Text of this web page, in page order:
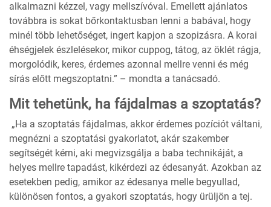
alkalmazni kézzel, vagy mellszívóval. Emellett ajánlatos
továbbra is sokat bőrkontaktusban lenni a babával, hogy
minél több lehetőséget, ingert kapjon a szopizásra. A korai
éhségjelek észlelésekor, mikor cuppog, tátog, az öklét rágja,
morgolódik, keres, érdemes azonnal mellre venni és még
sírás előtt megszoptatni.” – mondta a tanácsadó.
Mit tehetünk, ha fájdalmas a szoptatás?
„Ha a szoptatás fájdalmas, akkor érdemes pozíciót váltani,
megnézni a szoptatási gyakorlatot, akár szakember
segítségét kérni, aki megvizsgálja a baba technikáját, a
helyes mellre tapadást, kikérdezi az édesanyát. Azokban az
esetekben pedig, amikor az édesanya melle begyullad,
különösen fontos, a gyakori szoptatás, hogy ürüljön a tej.